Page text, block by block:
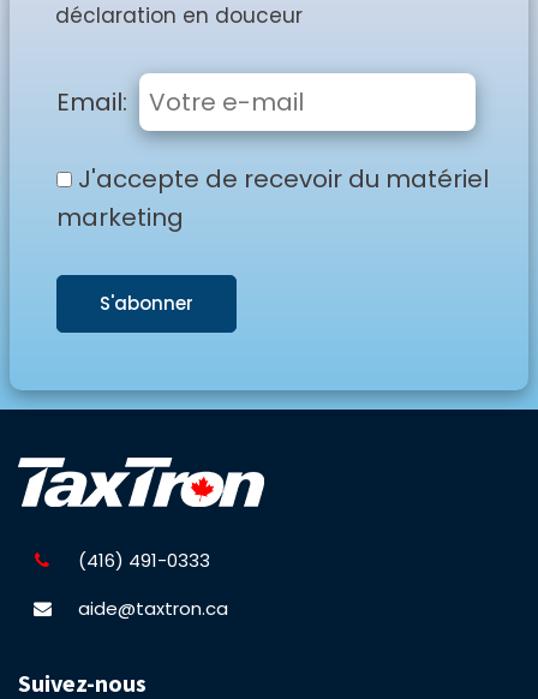
déclaration en douceur
Email:
J'accepte de recevoir du matériel
marketing
S'abonner
(416) 491-0333
aide@taxtron.ca
Suivez-nous